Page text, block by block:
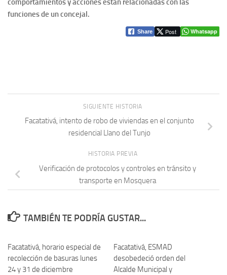
funciones de un concejal.
Share Post Whatsapp
SIGUIENTE HISTORIA
Facatativá, intento de robo de viviendas en el conjunto
residencial Llano del Tunjo
HISTORIA PREVIA
Verificación de protocolos y controles en tránsito y
transporte en Mosquera
TAMBIÉN TE PODRÍA GUSTAR...
Facatativá, horario especial de
recolección de basuras lunes
24 y 31 de diciembre
Facatativá, ESMAD
desobedeció orden del
Alcalde Municipal y